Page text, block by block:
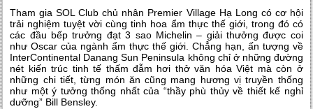
Tham gia SOL Club chủ nhân Premier Village Hạ Long có cơ hội
trải nghiệm tuyệt vời cùng tinh hoa ẩm thực thế giới, trong đó có
các đầu bếp trưởng đạt 3 sao Michelin – giải thưởng được coi
như Oscar của ngành ẩm thực thế giới. Chẳng hạn, ấn tượng về
InterContinental Danang Sun Peninsula không chỉ ở những đường
nét kiến trúc tinh tế thấm đẫm hơi thở văn hóa Việt mà còn ở
những chi tiết, từng món ăn cũng mang hương vị truyền thống
như một ý tưởng thống nhất của “thầy phù thủy về thiết kế nghỉ
dưỡng” Bill Bensley.